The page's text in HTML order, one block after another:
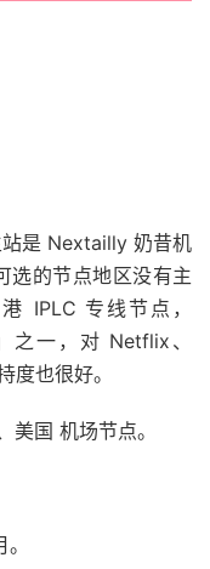
是 Nextailly 奶昔机
选的节点地区没有主
IPLC 专线节点，
之一，对 Netflix、
也很好。
国 机场节点。